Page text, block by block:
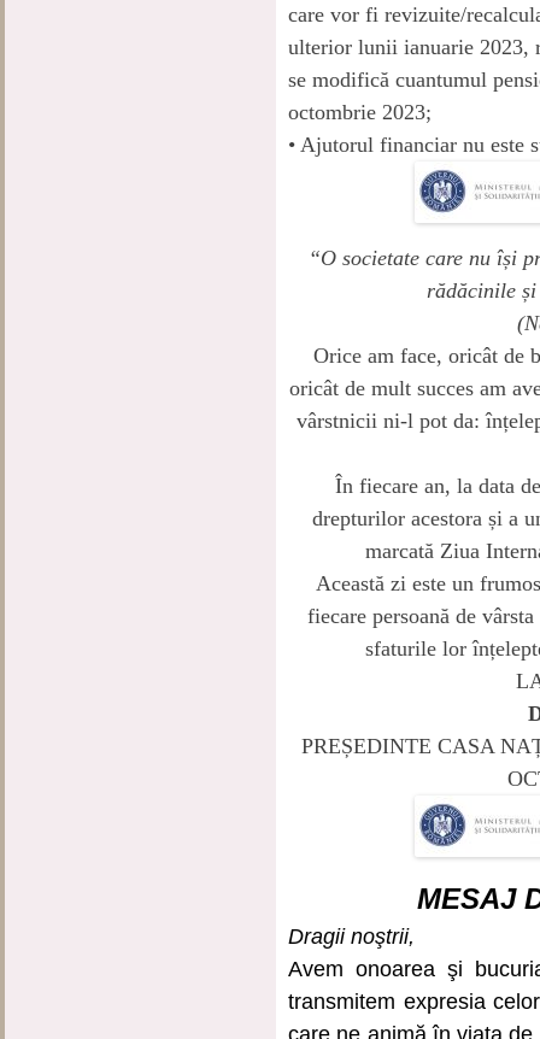
care vor fi revizuite/
ulterior lunii ianuarie 2023,
se modifică cuantumul
octombrie 2023;
• Ajutorul financiar nu este
“O societate care nu își
rădăcinile
Orice am face, oricât de
oricât de mult succes am
vârstnicii ni-l pot da:
În fiecare an, la data
drepturilor acestora și a
marcată Ziua
Această zi este un
fiecare persoană de
sfaturile lor
PREȘEDINTE CASA
MESAJ
Dragii noştrii,
Avem onoarea şi
transmitem expresia
care ne animă în viaţa